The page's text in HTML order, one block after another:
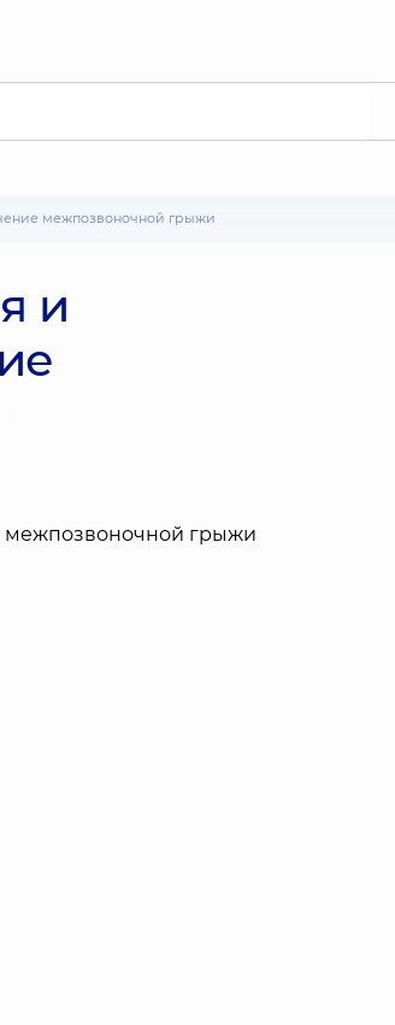
межпозвоночной грыжи
и